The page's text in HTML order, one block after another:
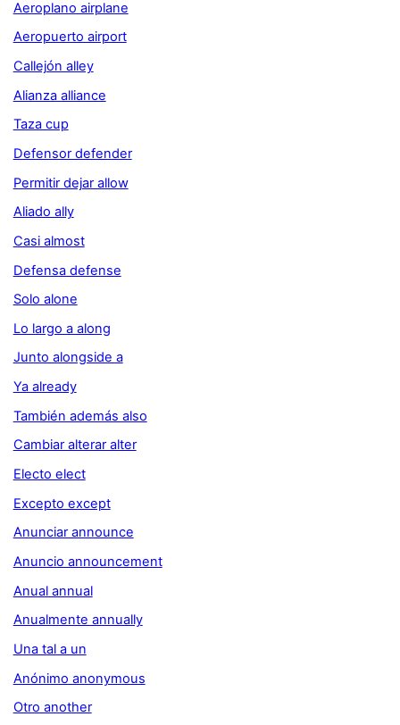
Aeroplano airplane
Aeropuerto airport
Callejón alley
Alianza alliance
Taza cup
Defensor defender
Permitir dejar allow
Aliado ally
Casi almost
Defensa defense
Solo alone
Lo largo a along
Junto alongside a
Ya already
También además also
Cambiar alterar alter
Electo elect
Excepto except
Anunciar announce
Anuncio announcement
Anual annual
Anualmente annually
Una tal a un
Anónimo anonymous
Otro another